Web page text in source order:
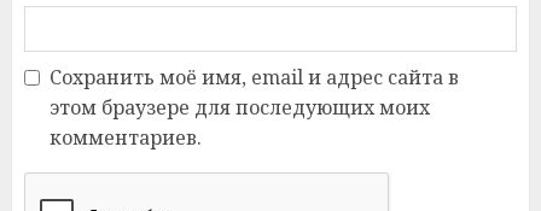
Сохранить моё имя, email и адрес сайта в
этом браузере для последующих моих
комментариев.